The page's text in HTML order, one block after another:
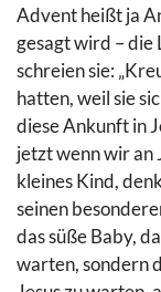
Advent heißt ja
gesagt wird – die
schreien sie:
hatten, weil sie
diese Ankunft in
jetzt wenn wir an
kleines Kind,
seinen
das süße Baby,
warten, sondern